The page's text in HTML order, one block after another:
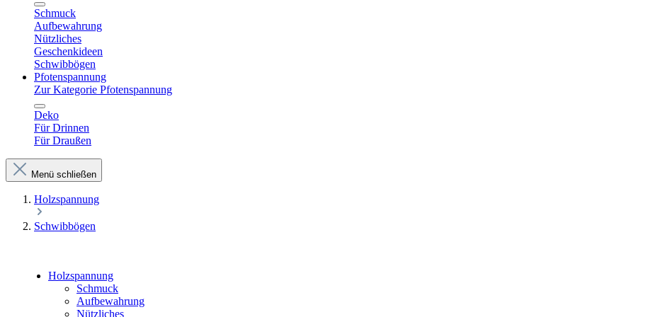
Schmuck
Aufbewahrung
Nützliches
Geschenkideen
Schwibbögen
Pfotenspannung
Zur Kategorie Pfotenspannung
Deko
Für Drinnen
Für Draußen
Menü schließen
Holzspannung
Schwibbögen
Holzspannung
Schmuck
Aufbewahrung
Nützliches